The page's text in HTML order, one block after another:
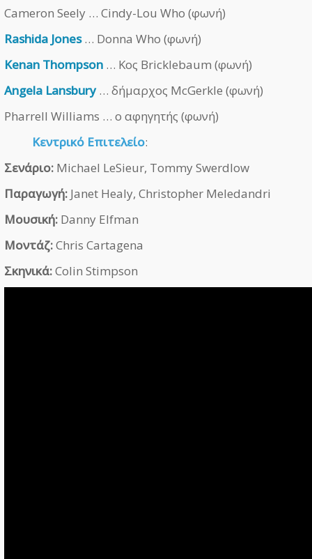
Cameron Seely … Cindy-Lou Who (φωνή)
Rashida Jones… Donna Who (φωνή)
Kenan Thompson … Κος Bricklebaum (φωνή)
Angela Lansbury… δήμαρχος McGerkle (φωνή)
Pharrell Williams … ο αφηγητής (φωνή)
Κεντρικό Επιτελείο:
Σενάριο: Michael LeSieur, Tommy Swerdlow
Παραγωγή: Janet Healy, Christopher Meledandri
Μουσική: Danny Elfman
Μοντάζ:Chris Cartagena
Σκηνικά:Colin Stimpson